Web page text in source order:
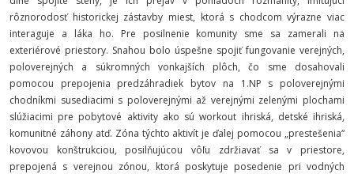
rôznorodosť historickej zástavby miest, ktorá s chodcom výrazne viac
interaguje a láka ho. Pre posilnenie komunity sme sa zamerali na
exteriérové priestory. Snahou bolo úspešne spojiť fungovanie verejných,
poloverejných a súkromných vonkajších plôch, čo sme dosahovali
pomocou prepojenia predzáhradiek bytov na 1.NP s poloverejnými
chodníkmi susediacimi s poloverejnými až verejnými zelenými plochami
slúžiacimi pre pobytové aktivity ako sú workout ihriská, detské ihriská,
komunitné záhony atď. Zóna týchto aktivít je ďalej pomocou „prestešenia“
kovovou konštrukciou, posilňujúcou vôľu zdržiavať sa v priestore,
prepojená s verejnou zónou, ktorá poskytuje posedenie pri vodných